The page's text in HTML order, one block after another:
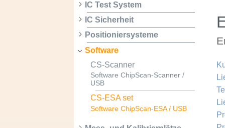
IC Test System
IC Sicherheit
Positioniersysteme
Software
CS-Scanner
Software ChipScan-Scanner /
USB
CS-ESA set
Software ChipScan-ESA / USB